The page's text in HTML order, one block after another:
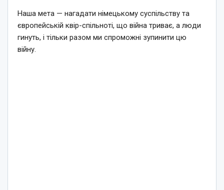
Наша мета — нагадати німецькому суспільству та
європейській квір-спільноті, що війна триває, а люди
гинуть, і тільки разом ми спроможні зупинити цю
війну.